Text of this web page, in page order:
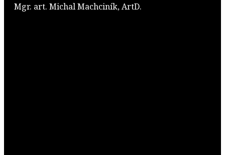
Mgr. art. Michal Machciník, ArtD.